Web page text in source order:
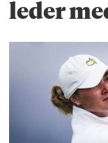
leder